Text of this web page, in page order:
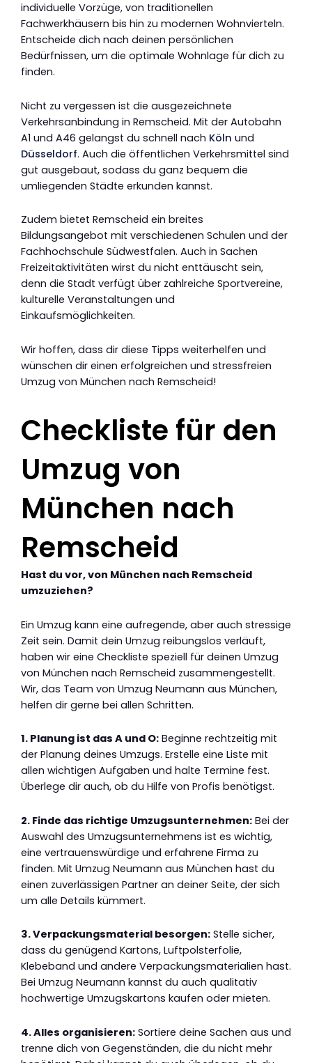
individuelle Vorzüge, von traditionellen
Fachwerkhäusern bis hin zu modernen Wohnvierteln.
Entscheide dich nach deinen persönlichen
Bedürfnissen, um die optimale Wohnlage für dich zu
finden.
Nicht zu vergessen ist die ausgezeichnete
Verkehrsanbindung in Remscheid. Mit der Autobahn
A1 und A46 gelangst du schnell nach Köln und
Düsseldorf. Auch die öffentlichen Verkehrsmittel sind
gut ausgebaut, sodass du ganz bequem die
umliegenden Städte erkunden kannst.
Zudem bietet Remscheid ein breites
Bildungsangebot mit verschiedenen Schulen und der
Fachhochschule Südwestfalen. Auch in Sachen
Freizeitaktivitäten wirst du nicht enttäuscht sein,
denn die Stadt verfügt über zahlreiche Sportvereine,
kulturelle Veranstaltungen und
Einkaufsmöglichkeiten.
Wir hoffen, dass dir diese Tipps weiterhelfen und
wünschen dir einen erfolgreichen und stressfreien
Umzug von München nach Remscheid!
Checkliste für den
Umzug von
München nach
Remscheid
Hast du vor, von München nach Remscheid
umzuziehen?
Ein Umzug kann eine aufregende, aber auch stressige
Zeit sein. Damit dein Umzug reibungslos verläuft,
haben wir eine Checkliste speziell für deinen Umzug
von München nach Remscheid zusammengestellt.
Wir, das Team von Umzug Neumann aus München,
helfen dir gerne bei allen Schritten.
1. Planung ist das A und O: Beginne rechtzeitig mit
der Planung deines Umzugs. Erstelle eine Liste mit
allen wichtigen Aufgaben und halte Termine fest.
Überlege dir auch, ob du Hilfe von Profis benötigst.
2. Finde das richtige Umzugsunternehmen: Bei der
Auswahl des Umzugsunternehmens ist es wichtig,
eine vertrauenswürdige und erfahrene Firma zu
finden. Mit Umzug Neumann aus München hast du
einen zuverlässigen Partner an deiner Seite, der sich
um alle Details kümmert.
3. Verpackungsmaterial besorgen: Stelle sicher,
dass du genügend Kartons, Luftpolsterfolie,
Klebeband und andere Verpackungsmaterialien hast.
Bei Umzug Neumann kannst du auch qualitativ
hochwertige Umzugskartons kaufen oder mieten.
4. Alles organisieren: Sortiere deine Sachen aus und
trenne dich von Gegenständen, die du nicht mehr